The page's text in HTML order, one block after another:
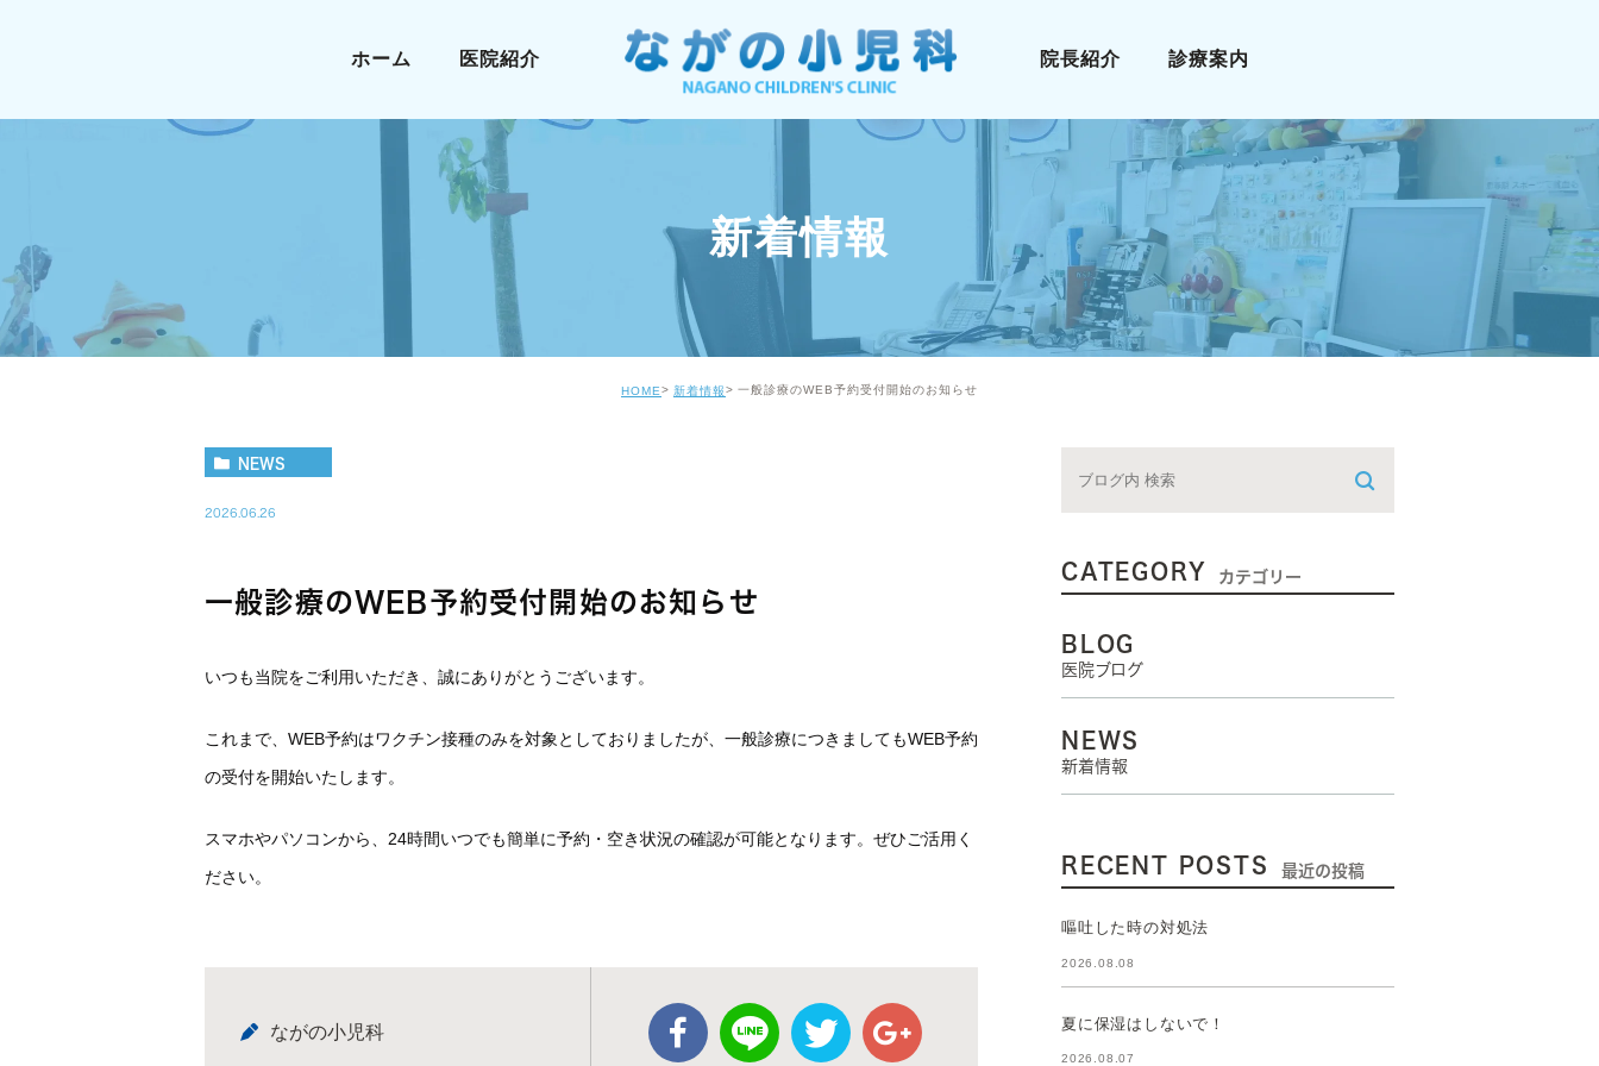
ホーム 医院紹介 院長紹介 診療案内
小児科
アレルギー科
漢方診療
栄養療法
新着情報
HOME 新着情報 一般診療のWEB予約受付開始のお知らせ
NEWS
2026.06.26
一般診療のWEB予約受付開始のお知らせ
いつも当院をご利用いただき、誠にありがとうございます。
これまで、WEB予約はワクチン接種のみを対象としておりましたが、一般診療につきましてもWEB予約
の受付を開始いたします。
スマホやパソコンから、24時間いつでも簡単に予約・空き状況の確認が可能となります。ぜひご活用く
ださい。
ながの小児科
CATEGORY カテゴリー
BLOG
医院ブログ
NEWS
新着情報
RECENT POSTS 最近の投稿
嘔吐した時の対処法
2026.08.08
夏に保湿はしないで！
2026.08.07